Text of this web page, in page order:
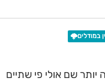
במודלים🌩️
שם אולי פי שתיים